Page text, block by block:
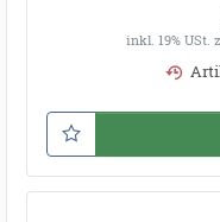
inkl. 19% USt.